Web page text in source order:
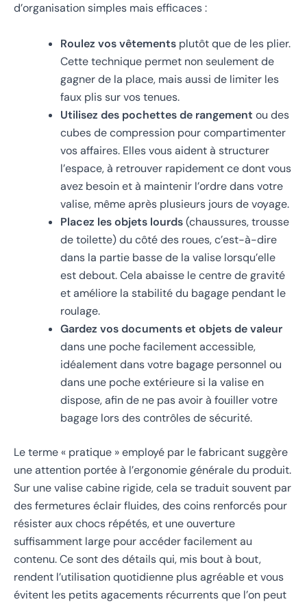
d’organisation simples mais efficaces :
Roulez vos vêtements plutôt que de les plier.
Cette technique permet non seulement de
gagner de la place, mais aussi de limiter les
faux plis sur vos tenues.
Utilisez des pochettes de rangement ou des
cubes de compression pour compartimenter
vos affaires. Elles vous aident à structurer
l’espace, à retrouver rapidement ce dont vous
avez besoin et à maintenir l’ordre dans votre
valise, même après plusieurs jours de voyage.
Placez les objets lourds(chaussures, trousse
de toilette) du côté des roues, c’est-à-dire
dans la partie basse de la valise lorsqu’elle
est debout. Cela abaisse le centre de gravité
et améliore la stabilité du bagage pendant le
roulage.
Gardez vos documents et objets de valeur
dans une poche facilement accessible,
idéalement dans votre bagage personnel ou
dans une poche extérieure si la valise en
dispose, afin de ne pas avoir à fouiller votre
bagage lors des contrôles de sécurité.
Le terme « pratique » employé par le fabricant suggère
une attention portée à l’ergonomie générale du produit.
Sur une valise cabine rigide, cela se traduit souvent par
des fermetures éclair fluides, des coins renforcés pour
résister aux chocs répétés, et une ouverture
suffisamment large pour accéder facilement au
contenu. Ce sont des détails qui, mis bout à bout,
rendent l’utilisation quotidienne plus agréable et vous
évitent les petits agacements récurrents que l’on peut